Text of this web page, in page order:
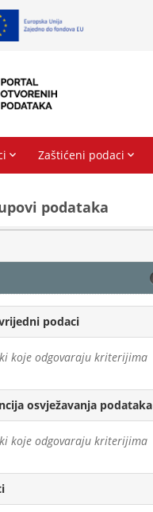
podаtаkа
podaci
koje odgovaraju kriterijima
osvježavanja podataka
koje odgovaraju kriterijima